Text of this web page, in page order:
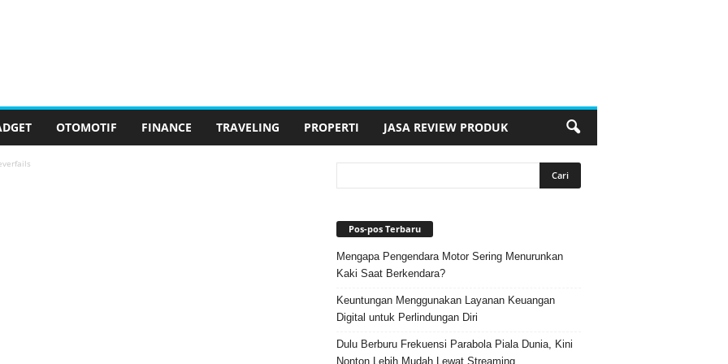
OTOMOTIF FINANCE TRAVELING PROPERTI JASA REVIEW PRODUK
Pos-pos Terbaru
Mengapa Pengendara Motor Sering Menurunkan
Kaki Saat Berkendara?
Keuntungan Menggunakan Layanan Keuangan
Digital untuk Perlindungan Diri
Dulu Berburu Frekuensi Parabola Piala Dunia, Kini
Nonton Lebih Mudah Lewat Streaming